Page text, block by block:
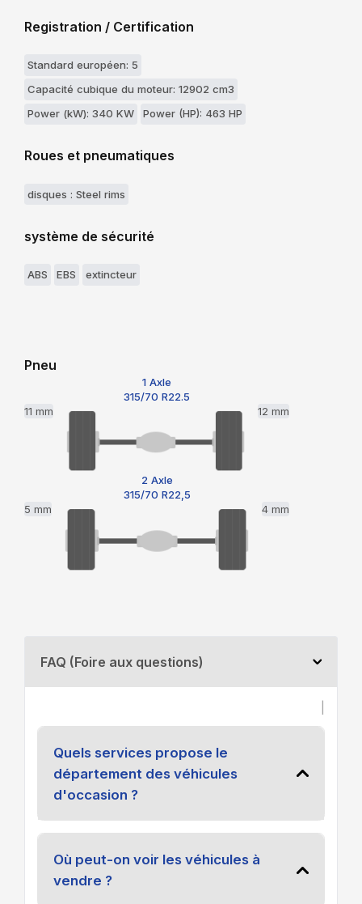
Registration / Certification
Standard européen: 5
Capacité cubique du moteur: 12902 cm3
Power (kW): 340 KW
Power (HP): 463 HP
Roues et pneumatiques
disques : Steel rims
système de sécurité
ABS EBS extincteur
Pneu
1 Axle
315/70 R22.5
11 mm
12 mm
2 Axle
315/70 R22,5
5 mm
4 mm
FAQ (Foire aux questions)
Quels services propose le
département des véhicules
d'occasion ?
Où peut-on voir les véhicules à
vendre ?